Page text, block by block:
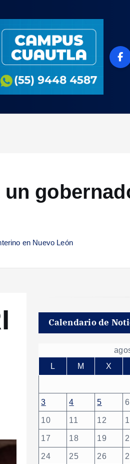
un
en Nuevo León
Calendario de
L
M X
3 4 5 6
10 11 12
17 18 19
24 25 26